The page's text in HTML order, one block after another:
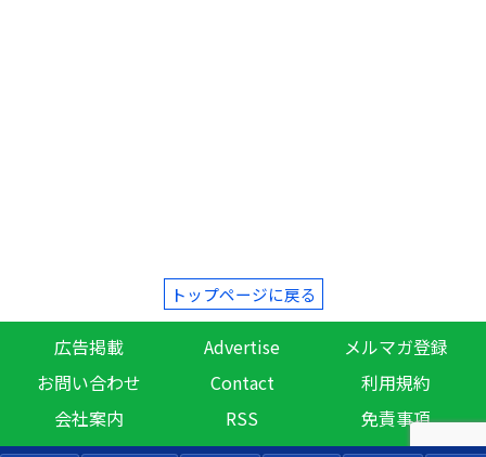
トップページに戻る
広告掲載 Advertise
メルマガ登録
お問い合わせ
Contact
利用規約
会社案内
RSS 免責事項